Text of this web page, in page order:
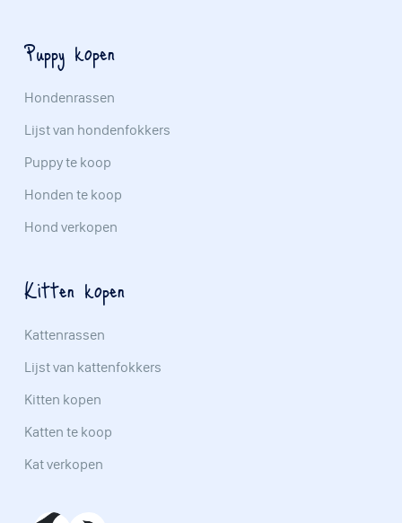
Puppy kopen
Hondenrassen
Lijst van hondenfokkers
Puppy te koop
Honden te koop
Hond verkopen
Kitten kopen
Kattenrassen
Lijst van kattenfokkers
Kitten kopen
Katten te koop
Kat verkopen